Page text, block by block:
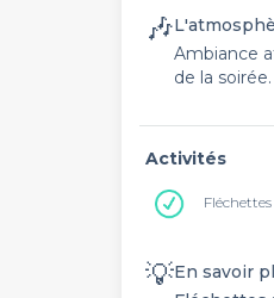
🎶
Ambiance
de la
Activités
Fléchettes
💡En savoir